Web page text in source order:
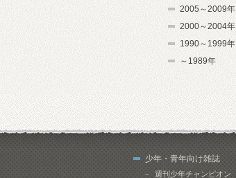
2005～2009年
2000～2004年
1990～1999年
～1989年
少年・青年向け雑誌
週刊少年チャンピオン